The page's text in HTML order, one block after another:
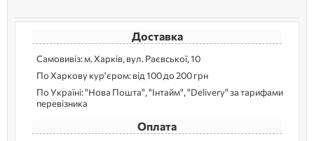
Доставка
Самовивіз: м. Харків, вул. Раєвської, 10
По Харкову кур'єром: від 100 до 200 грн
По Україні: "Нова Пошта", "Інтайм", "Delivery" за тарифами
перевізника
Оплата